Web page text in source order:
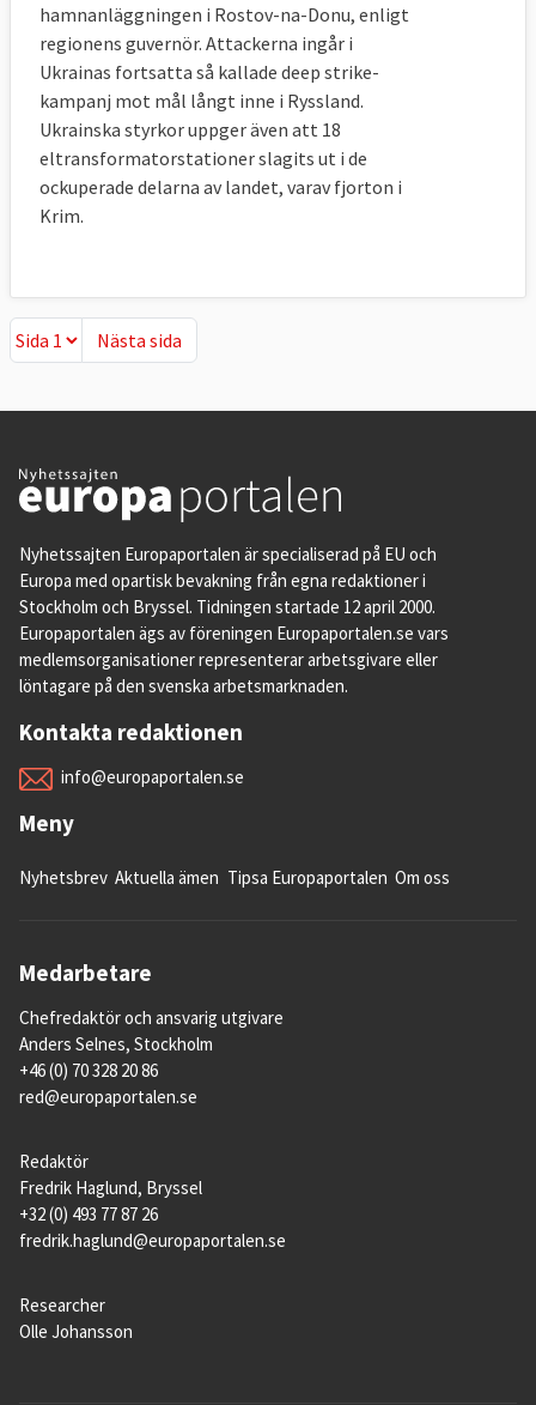
hamnanläggningen i Rostov-na-Donu, enligt
regionens guvernör. Attackerna ingår i
Ukrainas fortsatta så kallade deep strike-
kampanj mot mål långt inne i Ryssland.
Ukrainska styrkor uppger även att 18
eltransformatorstationer slagits ut i de
ockuperade delarna av landet, varav fjorton i
Krim.
Nästa sida
Nästa sida
Nyhetssajten Europaportalen är specialiserad på EU och
Europa med opartisk bevakning från egna redaktioner i
Stockholm och Bryssel. Tidningen startade 12 april 2000.
Europaportalen ägs av föreningen Europaportalen.se vars
medlemsorganisationer representerar arbetsgivare eller
löntagare på den svenska arbetsmarknaden.
Kontakta redaktionen
info@europaportalen.se
Meny
Nyhetsbrev Aktuella ämen Tipsa Europaportalen Om oss
Medarbetare
Chefredaktör och ansvarig utgivare
Anders Selnes, Stockholm
+46 (0) 70 328 20 86
red@europaportalen.se
Redaktör
Fredrik Haglund, Bryssel
+32 (0) 493 77 87 26
fredrik.haglund@europaportalen.se
Researcher
Olle Johansson